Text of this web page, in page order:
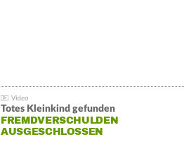
Totes Kleinkind gefunden
FREMDVERSCHULDEN
AUSGESCHLOSSEN